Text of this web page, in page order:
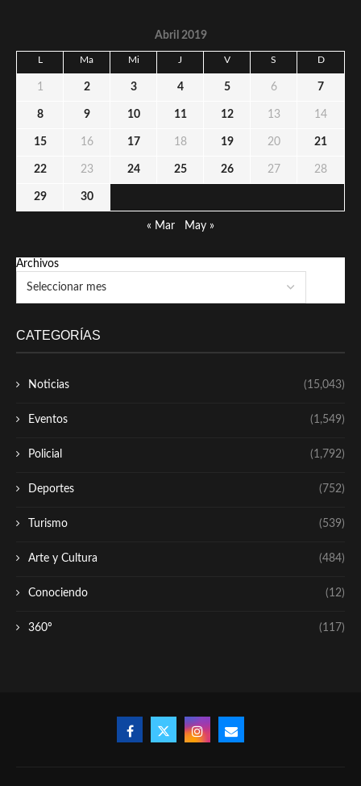
Abril 2019
L Ma Mi J V S D
1 2 3 4 5 6 7
8 9 10 11 12 13 14
15 16 17 18 19 20 21
22 23 24 25 26 27 28
29 30
« Mar May »
Archivos
CATEGORÍAS
Noticias (15,043)
Eventos (1,549)
Policial (1,792)
Deportes (752)
Turismo (539)
Arte y Cultura (484)
Conociendo (12)
360º (117)